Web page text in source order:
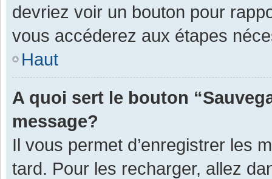
devriez voir un bouton pour
vous accéderez aux étapes
Haut
A quoi sert le bouton
message?
Il vous permet d’enregistrer les
tard. Pour les recharger, allez